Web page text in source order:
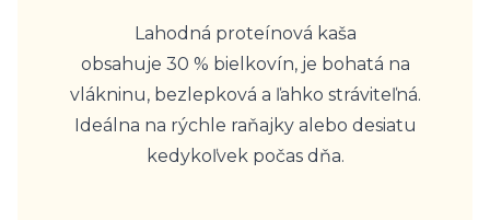
Lahodná proteínová kaša
obsahuje 30 % bielkovín, je bohatá na
vlákninu, bezlepková a ľahko stráviteľná.
Ideálna na rýchle raňajky alebo desiatu
kedykoľvek počas dňa.